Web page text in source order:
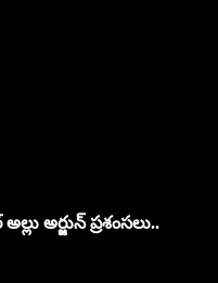
అర్జున్ ప్రశంసలు..